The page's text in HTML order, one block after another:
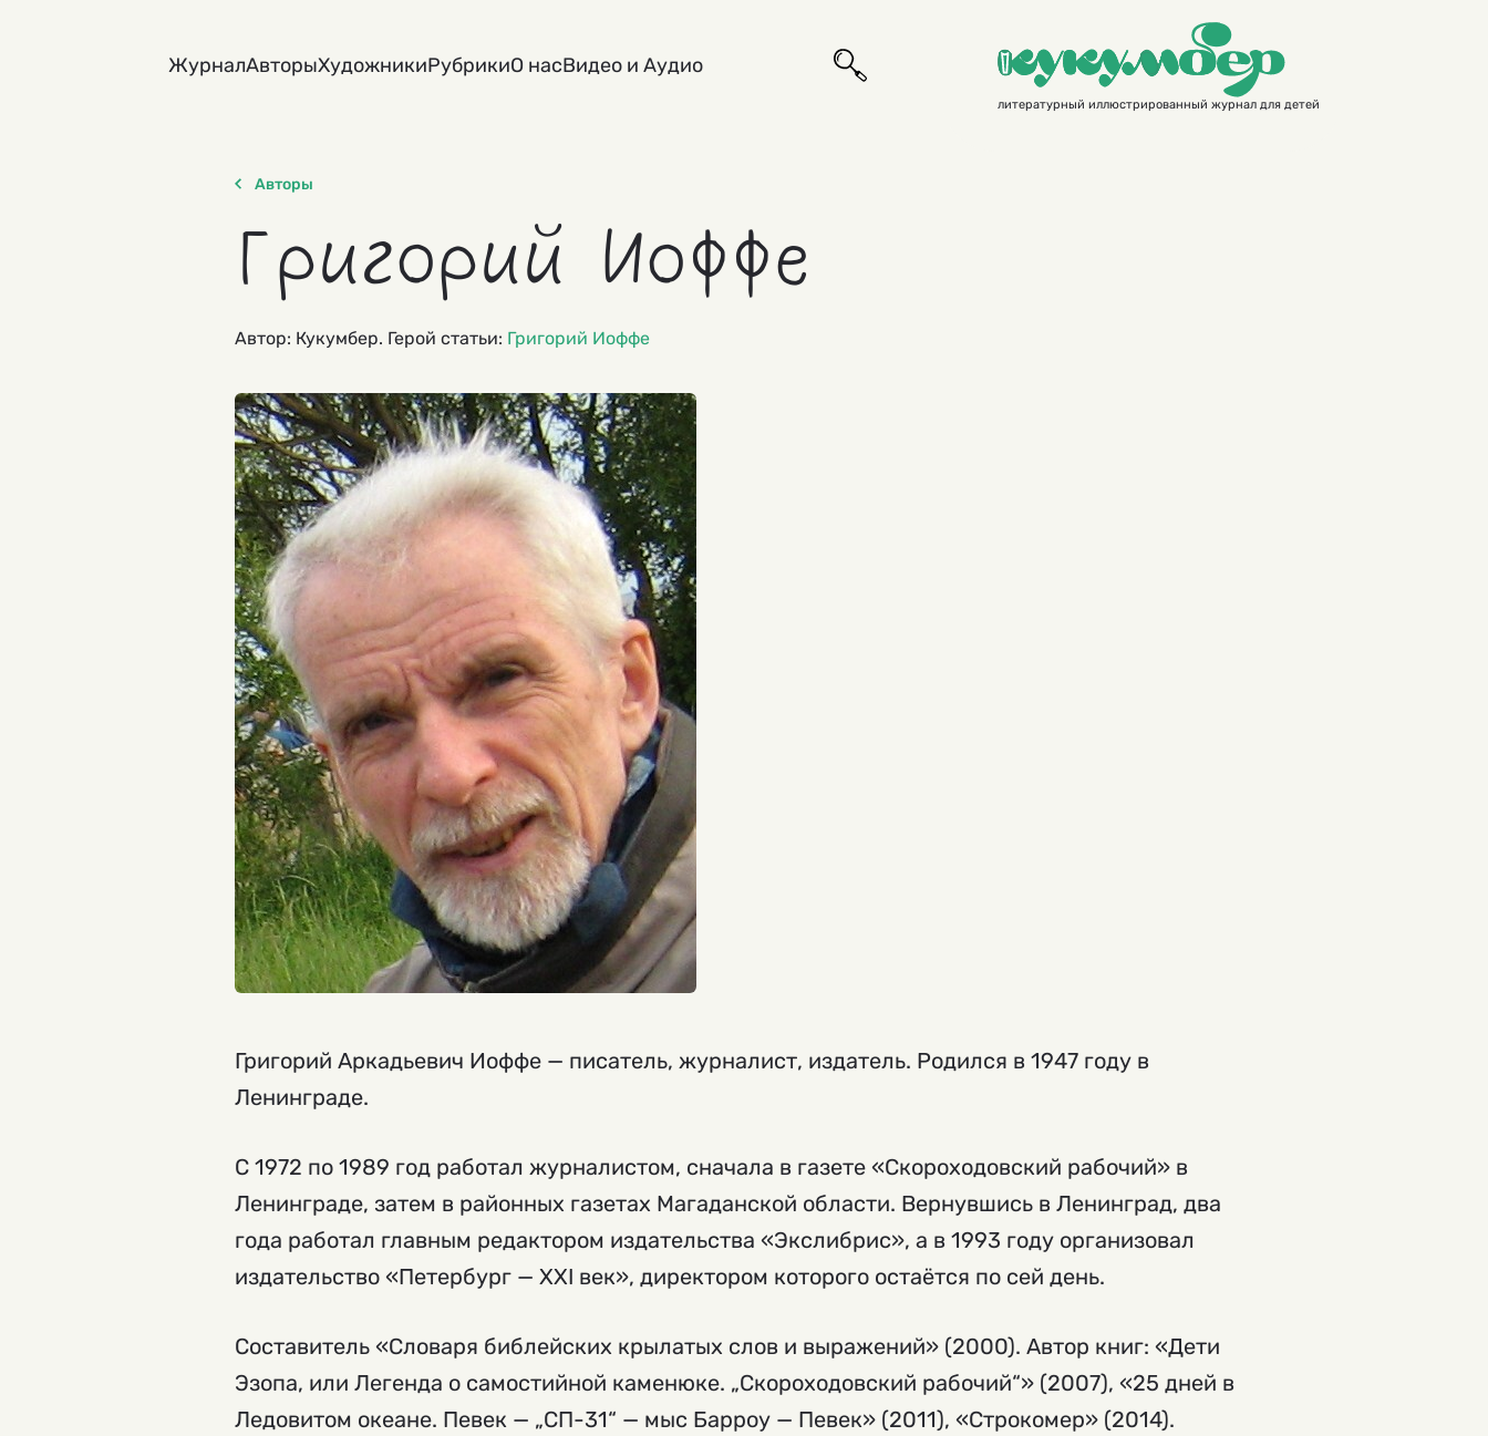
ЖурналАвторыХудожникиРубрикиО насВидео и Аудио
литературный иллюстрированный журнал для детей
Авторы
Григорий Иоффе
Автор: Кукумбер. Герой статьи: Григорий Иоффе
Григорий Аркадьевич Иоффе — писатель, журналист, издатель. Родился в 1947 году в
Ленинграде.
С 1972 по 1989 год работал журналистом, сначала в газете «Скороходовский рабочий» в
Ленинграде, затем в районных газетах Магаданской области. Вернувшись в Ленинград, два
года работал главным редактором издательства «Экслибрис», а в 1993 году организовал
издательство «Петербург — ХХI век», директором которого остаётся по сей день.
Составитель «Словаря библейских крылатых слов и выражений» (2000). Автор книг: «Дети
Эзопа, или Легенда о самостийной каменюке. „Скороходовский рабочий“» (2007), «25 дней в
Ледовитом океане. Певек — „СП-31“ — мыс Барроу — Певек» (2011), «Строкомер» (2014).